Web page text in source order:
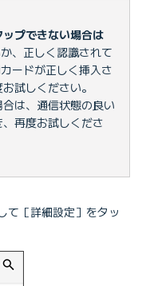
ップできない場合は
、正しく認識されて
ードが正しく挿入さ
試しください。
は、通信状態の良い
再度お試しくださ
て［詳細設定］をタッ